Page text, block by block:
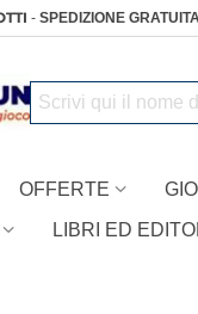
- SPEDIZIONE
OFFERTE
LIBRI ED